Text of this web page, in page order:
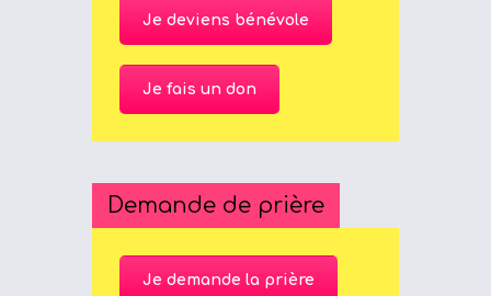
Je deviens bénévole
Je fais un don
Demande de prière
Je demande la prière